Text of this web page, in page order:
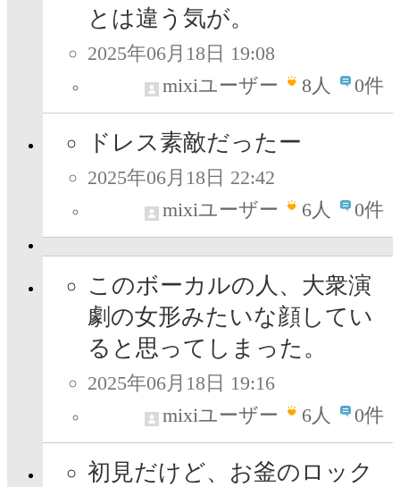
とは違う気が。
2025年06月18日 19:08
mixiユーザー
8人 0件
ドレス素敵だったー
2025年06月18日 22:42
mixiユーザー
6人 0件
このボーカルの人、大衆演
劇の女形みたいな顔してい
ると思ってしまった。
2025年06月18日 19:16
mixiユーザー
6人 0件
初見だけど、お釜のロック